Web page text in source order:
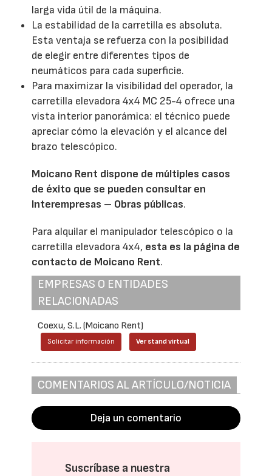
larga vida útil de la máquina.
La estabilidad de la carretilla es absoluta.
Esta ventaja se refuerza con la posibilidad
de elegir entre diferentes tipos de
neumáticos para cada superficie.
Para maximizar la visibilidad del operador, la
carretilla elevadora 4x4 MC 25-4 ofrece una
vista interior panorámica: el técnico puede
apreciar cómo la elevación y el alcance del
brazo telescópico.
Moicano Rent dispone de múltiples casos
de éxito que se pueden consultar en
Interempresas – Obras públicas.
Para alquilar el manipulador telescópico o la
carretilla elevadora 4x4, esta es la página de
contacto de Moicano Rent.
EMPRESAS O ENTIDADES
RELACIONADAS
Coexu, S.L. (Moicano Rent)
Solicitar información Ver stand virtual
COMENTARIOS AL ARTÍCULO/NOTICIA
Deja un comentario
Suscríbase a nuestra